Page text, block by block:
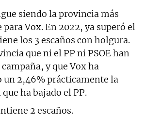
siendo la provincia más
Vox. En 2022, ya superó el
los 3 escaños con holgura.
que ni el PP ni PSOE han
y que Vox ha
un 2,46% prácticamente la
ha bajado el PP.
2 escaños.